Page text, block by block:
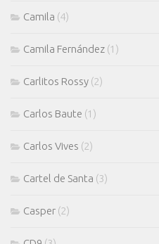
Camila (4)
Camila Fernández (1)
Carlitos Rossy (2)
Carlos Baute (1)
Carlos Vives (2)
Cartel de Santa (3)
Casper (2)